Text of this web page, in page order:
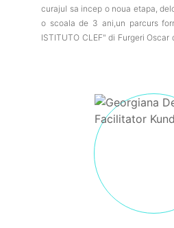
curajul sa incep o noua etapa,
o scoala de 3 ani,un parcurs
ISTITUTO CLEF" di Furgeri Oscar
redescoperit intr-o alta versiune
Dar, calea mea nu era doar de
vietile oamenilor, ci
VINDECATOR. Medicine woman! Cine are cheia 33 in
"Cheile Genelor", stie ce zic.
canalizari. Bunica mea mi-a
latura alternativă a frumusetii
gasit raspunsurile , aici am
am iesit din miile de convingeri